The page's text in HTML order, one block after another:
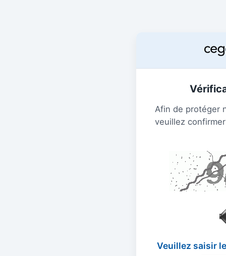
Afin de protéger
veuillez
Veuillez saisir